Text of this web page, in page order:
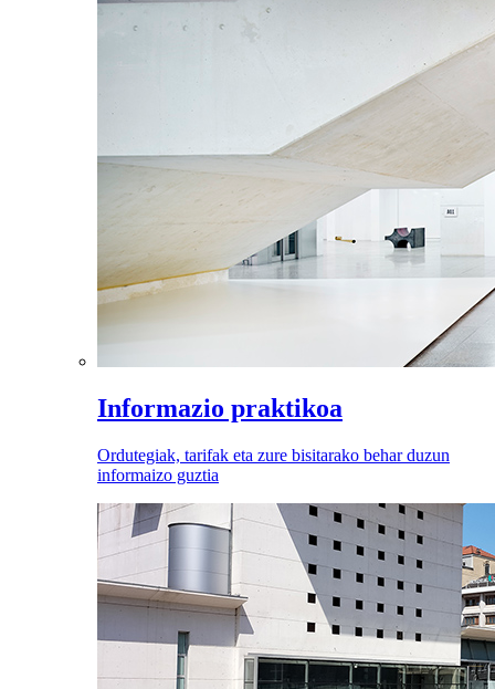
Informazio praktikoa
Ordutegiak, tarifak eta zure bisitarako behar duzun
informaizo guztia